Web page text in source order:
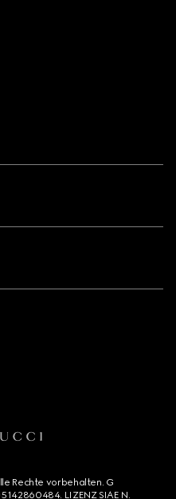
Rechte vorbehalten. G
LIZENZ SIAE N.